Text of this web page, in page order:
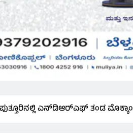
ಎನ್‌ಡಿಆರ್‌ಎಫ್ ತಂಡ ಮೊಕ್ಕಾಂ